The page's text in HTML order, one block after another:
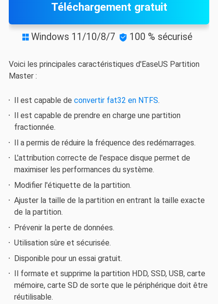
Téléchargement gratuit
 Windows 11/10/8/7  100 % sécurisé
Voici les principales caractéristiques d'EaseUS Partition
Master :
Il est capable deconvertir fat32 en NTFS.
Il est capable de prendre en charge une partition
fractionnée.
Il a permis de réduire la fréquence des redémarrages.
L'attribution correcte de l'espace disque permet de
maximiser les performances du système.
Modifier l'étiquette de la partition.
Ajuster la taille de la partition en entrant la taille exacte
de la partition.
Prévenir la perte de données.
Utilisation sûre et sécurisée.
Disponible pour un essai gratuit.
Il formate et supprime la partition HDD, SSD, USB, carte
mémoire, carte SD de sorte que le périphérique doit être
réutilisable.